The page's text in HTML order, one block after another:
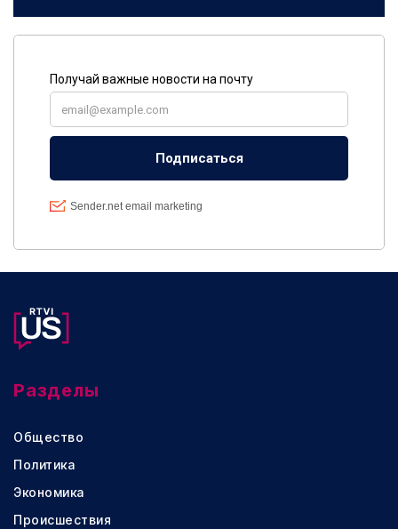
Разделы
Общество
Политика
Экономика
Происшествия